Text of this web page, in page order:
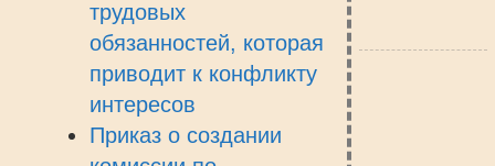
трудовых
обязанностей, которая
приводит к конфликту
интересов
Приказ о создании